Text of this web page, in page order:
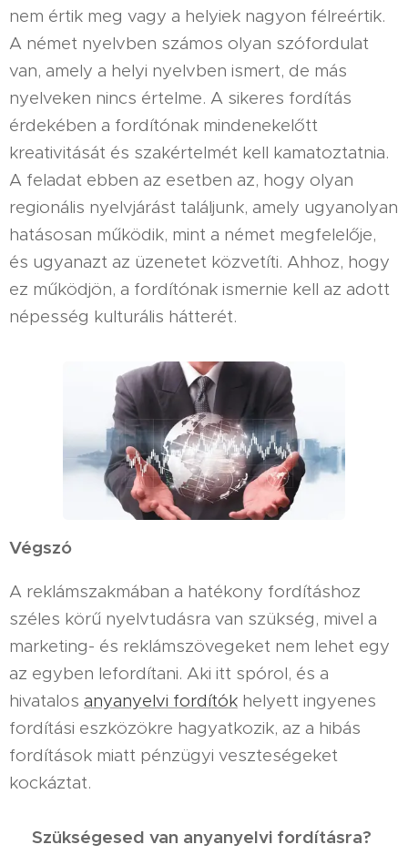
nem értik meg vagy a helyiek nagyon félreértik.
A német nyelvben számos olyan szófordulat
van, amely a helyi nyelvben ismert, de más
nyelveken nincs értelme. A sikeres fordítás
érdekében a fordítónak mindenekelőtt
kreativitását és szakértelmét kell kamatoztatnia.
A feladat ebben az esetben az, hogy olyan
regionális nyelvjárást találjunk, amely ugyanolyan
hatásosan működik, mint a német megfelelője,
és ugyanazt az üzenetet közvetíti. Ahhoz, hogy
ez működjön, a fordítónak ismernie kell az adott
népesség kulturális hátterét.
Végszó
A reklámszakmában a hatékony fordításhoz
széles körű nyelvtudásra van szükség, mivel a
marketing- és reklámszövegeket nem lehet egy
az egyben lefordítani. Aki itt spórol, és a
hivatalos anyanyelvi fordítók helyett ingyenes
fordítási eszközökre hagyatkozik, az a hibás
fordítások miatt pénzügyi veszteségeket
kockáztat.
Szükségesed van anyanyelvi fordításra?